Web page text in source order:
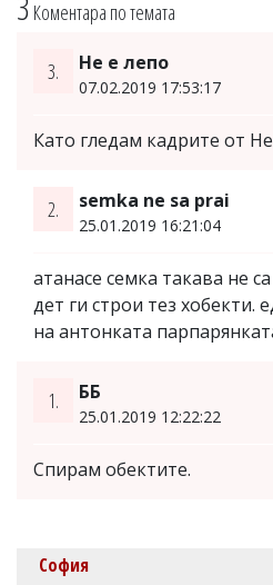
Коментара по темата
3. Не е лепо
07.02.2019 17:53:17
Като гледам кадрите от
2. semka ne sa prai
25.01.2019 16:21:04
атанасе семка такава не
дет ги строи тез хобекти.
на антонката
1. ББ
25.01.2019 12:22:22
Спирам обектите.
София